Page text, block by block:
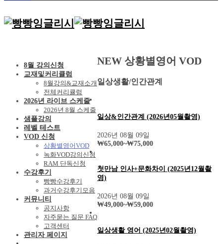
8월 강의신청
교재및커리큘럼
8월강의&교재소개
전체커리큘럼
2026년 라이브 스케줄
2026년 8월 스케줄
샘플강의
레벨 테스트
VOD 신청
상황별영어VOD
녹화VOD강의신청
RAM 단독신청
수강후기
빵빵수강후기
과거수강후기모음
커뮤니티
공지사항
자주묻는 질문 FAQ
고객센터
관리자 페이지
NEW 상황별영어 VOD
일상생활/인간관계
일상&인간관계 (2026년05월촬영)
2026년 08월 09일
₩65,000~₩75,000
첫만남 인사+문화차이 (2025년12월촬
영)
2026년 08월 09일
₩49,000~₩59,000
일상생활 영어 (2025년02월촬영)